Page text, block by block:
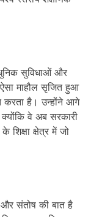
सुविधाओं और
माहौल सृजित हुआ
करता है। उन्होंने आगे
क्योंकि वे अब सरकारी
शिक्षा क्षेत्र में जो
संतोष की बात है